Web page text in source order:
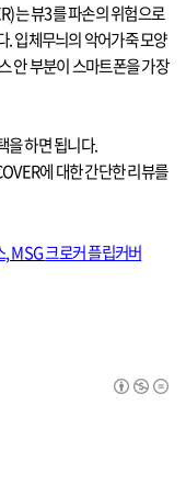
는 뷰3를 파손의 위험으로
.입체무늬의 악어가죽 모양
안 부분이 스마트폰을 가장
을 하면 됩니다.
에 대한 간단한 리뷰를
, MSG크로커 플립커버